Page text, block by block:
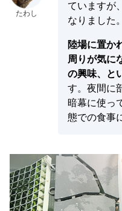
ていますが
なりました。
陸場に置か
周りが気に
の興味、と
す。夜間に
暗幕に使っ
態での食事